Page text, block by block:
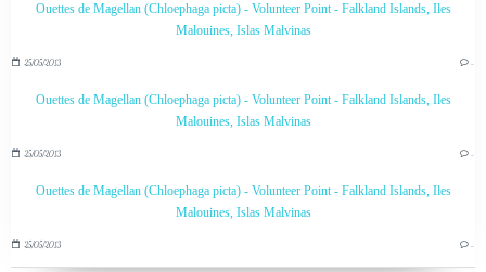
Ouettes de Magellan (Chloephaga picta) - Volunteer Point - Falkland Islands, Iles
Malouines, Islas Malvinas
25/05/2013 …
Ouettes de Magellan (Chloephaga picta) - Volunteer Point - Falkland Islands, Iles
Malouines, Islas Malvinas
25/05/2013 …
Ouettes de Magellan (Chloephaga picta) - Volunteer Point - Falkland Islands, Iles
Malouines, Islas Malvinas
25/05/2013 …